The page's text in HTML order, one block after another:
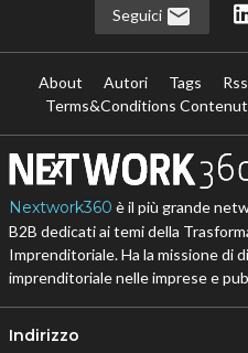
Seguici
About Autori Tags
Terms&Conditions
Nextwork360 è il più grande
B2B dedicati ai temi della
Imprenditoriale. Ha la missione di
imprenditoriale nelle imprese e
Indirizzo